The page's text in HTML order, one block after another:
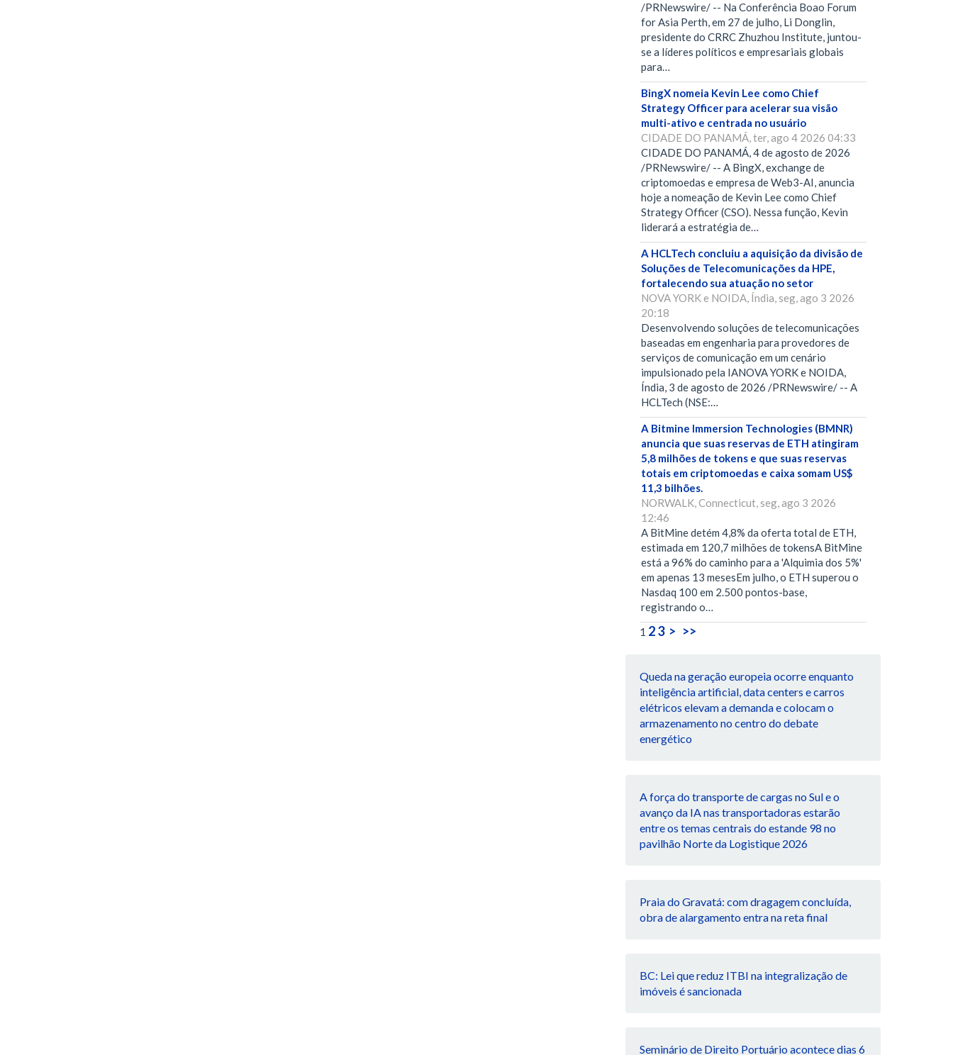
/PRNewswire/ -- Na Conferência Boao Forum
for Asia Perth, em 27 de julho, Li Donglin,
presidente do CRRC Zhuzhou Institute, juntou-
se a líderes políticos e empresariais globais
para…
BingX nomeia Kevin Lee como Chief
Strategy Officer para acelerar sua visão
multi-ativo e centrada no usuário
CIDADE DO PANAMÁ, ter, ago 4 2026 04:33
CIDADE DO PANAMÁ, 4 de agosto de 2026
/PRNewswire/ -- A BingX, exchange de
criptomoedas e empresa de Web3-AI, anuncia
hoje a nomeação de Kevin Lee como Chief
Strategy Officer (CSO). Nessa função, Kevin
liderará a estratégia de…
A HCLTech concluiu a aquisição da divisão de
Soluções de Telecomunicações da HPE,
fortalecendo sua atuação no setor
NOVA YORK e NOIDA, Índia, seg, ago 3 2026
20:18
Desenvolvendo soluções de telecomunicações
baseadas em engenharia para provedores de
serviços de comunicação em um cenário
impulsionado pela IANOVA YORK e NOIDA,
Índia, 3 de agosto de 2026 /PRNewswire/ -- A
HCLTech (NSE:…
A Bitmine Immersion Technologies (BMNR)
anuncia que suas reservas de ETH atingiram
5,8 milhões de tokens e que suas reservas
totais em criptomoedas e caixa somam US$
11,3 bilhões.
NORWALK, Connecticut, seg, ago 3 2026
12:46
A BitMine detém 4,8% da oferta total de ETH,
estimada em 120,7 milhões de tokensA BitMine
está a 96% do caminho para a 'Alquimia dos 5%'
em apenas 13 mesesEm julho, o ETH superou o
Nasdaq 100 em 2.500 pontos-base,
registrando o…
1 23 > >>
Queda na geração europeia ocorre enquanto
inteligência artificial, data centers e carros
elétricos elevam a demanda e colocam o
armazenamento no centro do debate
energético
A força do transporte de cargas no Sul e o
avanço da IA nas transportadoras estarão
entre os temas centrais do estande 98 no
pavilhão Norte da Logistique 2026
Praia do Gravatá: com dragagem concluída,
obra de alargamento entra na reta final
BC: Lei que reduz ITBI na integralização de
imóveis é sancionada
Seminário de Direito Portuário acontece dias 6